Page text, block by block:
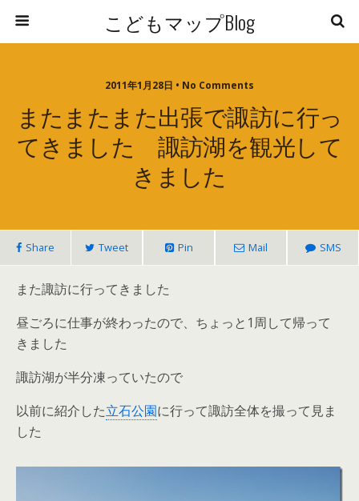
こどもマップBlog
2011年1月28日 • No Comments
またまたまた出張で諏訪に行っ
てきました 諏訪湖を観光して
きました
Share Tweet Pin Mail SMS
また諏訪に行ってきました
昼ごろに仕事が終わったので、ちょっと1周して帰って
きました
諏訪湖が半分凍っていたので
以前に紹介した立石公園に行って諏訪全体を撮って見ま
した